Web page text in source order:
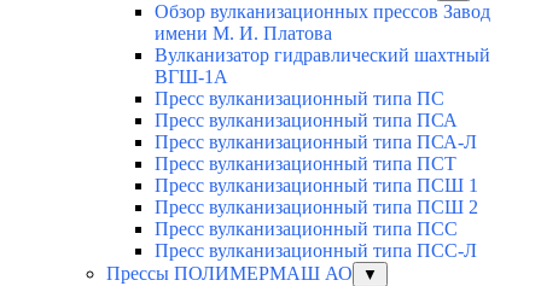
Обзор вулканизационных прессов Завод
имени М. И. Платова
Вулканизатор гидравлический шахтный
ВГШ-1А
Пресс вулканизационный типа ПС
Пресс вулканизационный типа ПСА
Пресс вулканизационный типа ПСА-Л
Пресс вулканизационный типа ПСТ
Пресс вулканизационный типа ПСШ 1
Пресс вулканизационный типа ПСШ 2
Пресс вулканизационный типа ПСС
Пресс вулканизационный типа ПСС-Л
Прессы ПОЛИМЕРМАШ АО
▼